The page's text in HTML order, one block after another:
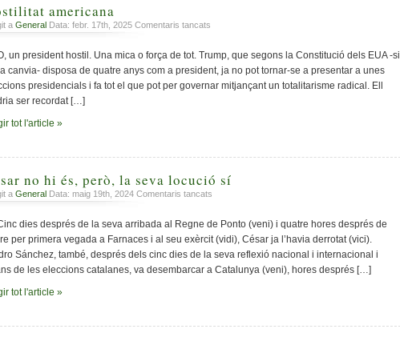
americana
a General Data: febr. 17th, 2025 Comentaris tancats
americana
un president hostil. Una mica o força de tot. Trump, que segons la Constitució dels EUA -si
canvia- disposa de quatre anys com a president, ja no pot tornar-se a presentar a unes
presidencials i fa tot el que pot per governar mitjançant un totalitarisme radical. Ell
ser recordat […]
tot l'article »
no hi és, però, la seva locució sí
a General Data: maig 19th, 2024 Comentaris tancats
no
hi
és,
però,
la
dies després de la seva arribada al Regne de Ponto (veni) i quatre hores després de
per primera vegada a Farnaces i al seu exèrcit (vidi), César ja l’havia derrotat (vici).
Sánchez, també, després dels cinc dies de la seva reflexió nacional i internacional i
de les eleccions catalanes, va desembarcar a Catalunya (veni), hores després […]
tot l'article »